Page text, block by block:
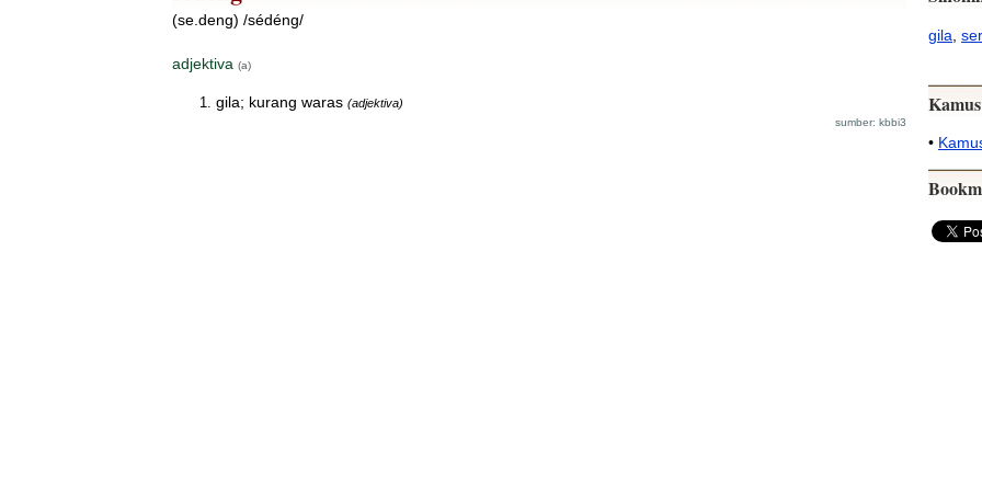
(se.deng) /sédéng/
adjektiva (a)
gila; kurang waras (adjektiva)
sumber: kbbi3
gila
•